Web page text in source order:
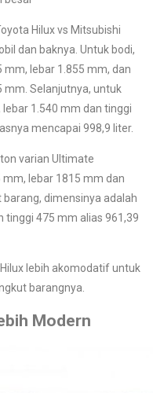
Hilux vs Mitsubishi
dan baknya. Untuk bodi,
lebar 1.855 mm, dan
mm. Selanjutnya, untuk
1.540 mm dan tinggi
mencapai 998,9 liter.
varian Ultimate
lebar 1815 mm dan
dimensinya adalah
tinggi 475 mm alias 961,39
lebih akomodatif untuk
barangnya.
Modern